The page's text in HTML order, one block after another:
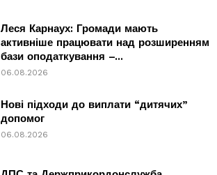
Леся Карнаух: Громади мають
активніше працювати над розширенням
бази оподаткування –...
06.08.2026
Нові підходи до виплати “дитячих”
допомог
06.08.2026